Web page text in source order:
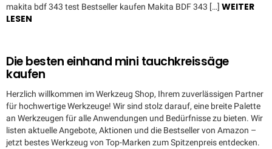
makita bdf 343 test Bestseller kaufen Makita BDF 343 […] WEITER
LESEN
Die besten einhand mini tauchkreissäge
kaufen
Herzlich willkommen im Werkzeug Shop, Ihrem zuverlässigen Partner
für hochwertige Werkzeuge! Wir sind stolz darauf, eine breite Palette
an Werkzeugen für alle Anwendungen und Bedürfnisse zu bieten. Wir
listen aktuelle Angebote, Aktionen und die Bestseller von Amazon –
jetzt bestes Werkzeug von Top-Marken zum Spitzenpreis entdecken.